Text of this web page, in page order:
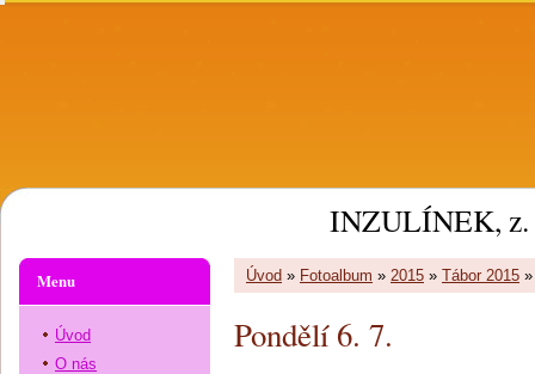
INZULÍNEK, z.
Úvod » Fotoalbum » 2015 » Tábor 2015
Pondělí 6. 7.
Menu
Úvod
O nás